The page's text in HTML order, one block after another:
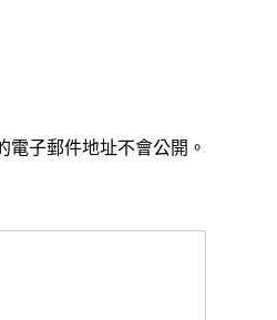
電子郵件地址不會公開。